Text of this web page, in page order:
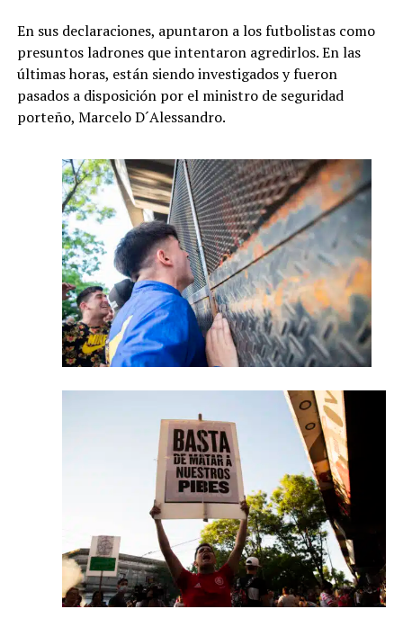
En sus declaraciones, apuntaron a los futbolistas como
presuntos ladrones que intentaron agredirlos. En las
últimas horas, están siendo investigados y fueron
pasados a disposición por el ministro de seguridad
porteño, Marcelo D´Alessandro.